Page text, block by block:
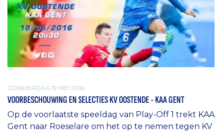
DONDERDAG 19 MEI 2016
VOORBESCHOUWING EN SELECTIES KV OOSTENDE - KAA GENT
Op de voorlaatste speeldag van Play-Off 1 trekt KAA
Gent naar Roeselare om het op te nemen tegen KV